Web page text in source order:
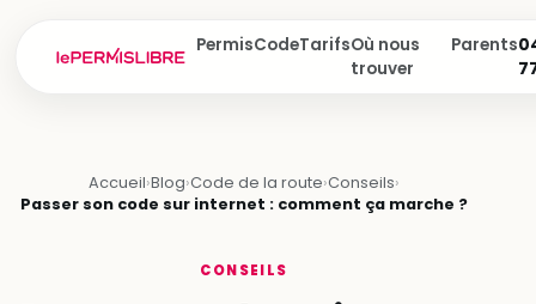
PermisCodeTarifsOù nous
trouver
Parents
Accueil›Blog›Code de la route›Conseils›
Passer son code sur internet : comment ça marche ?
CONSEILS